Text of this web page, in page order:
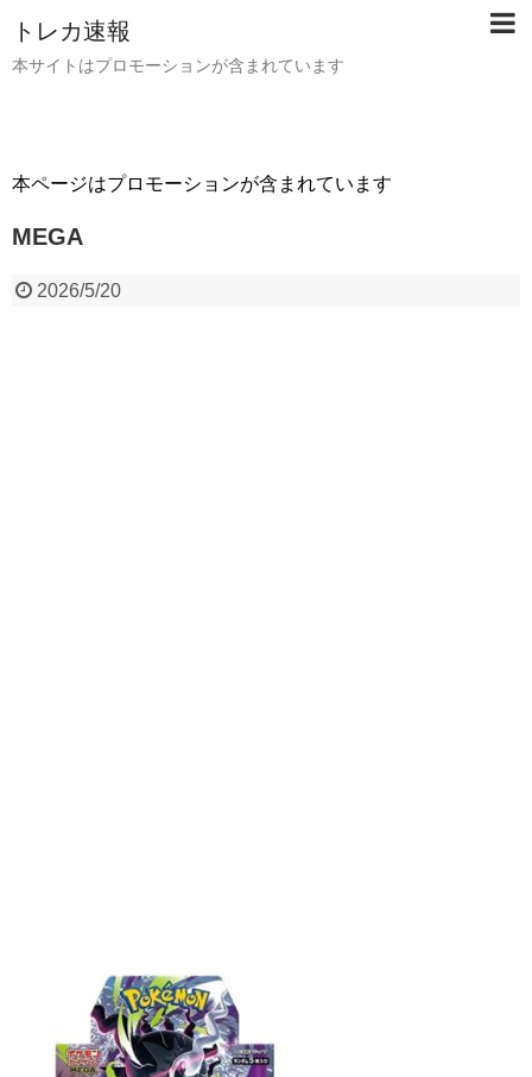
トレカ速報
本サイトはプロモーションが含まれています
本ページはプロモーションが含まれています
MEGA
2026/5/20